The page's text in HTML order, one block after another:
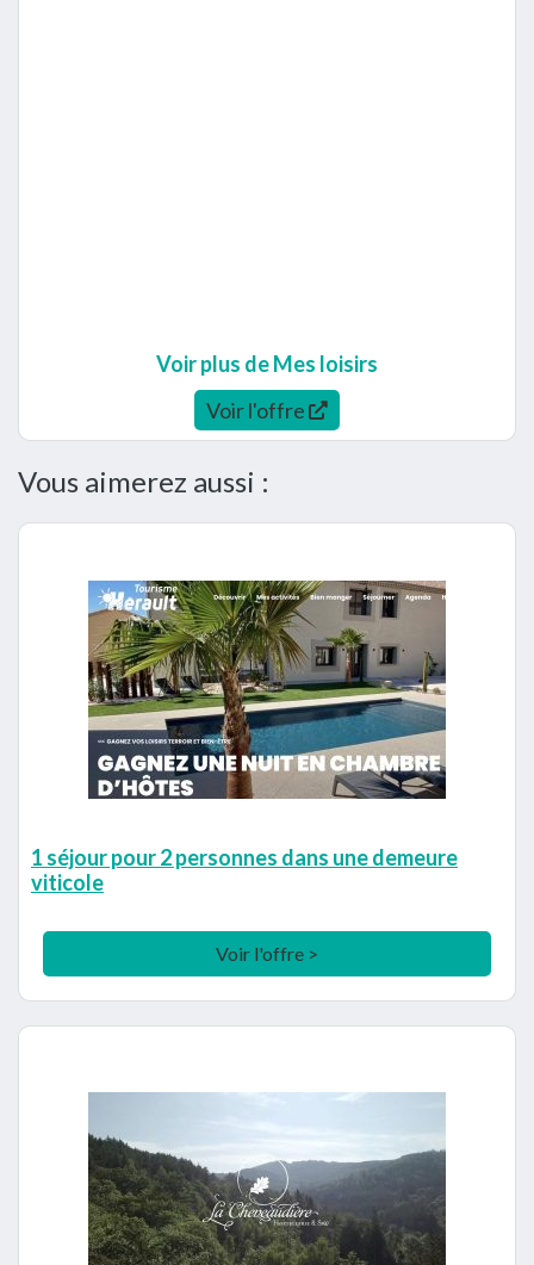
Voir plus de Mes loisirs
Voir l'offre
Vous aimerez aussi :
1 séjour pour 2 personnes dans une demeure
viticole
Voir l'offre >